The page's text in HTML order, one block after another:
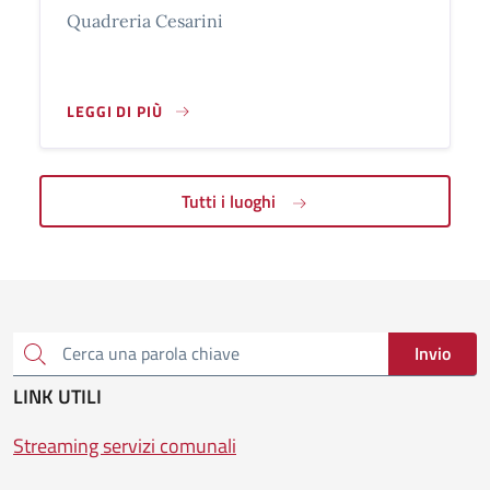
Quadreria Cesarini
LEGGI DI PIÙ
QUADRERIA CESARINI
Tutti i luoghi
Cerca una parola chiave Invio
LINK UTILI
Streaming servizi comunali